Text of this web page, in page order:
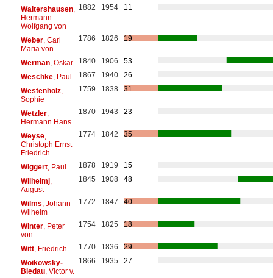
Waltershausen,
Hermann
Wolfgang von
1882 1954 11
Weber, Carl
Maria von
1786 1826 19
Werman, Oskar 1840 1906
53
Weschke, Paul 1867 1940
26
Westenholz,
Sophie
1759 1838 31
Wetzler,
Hermann Hans
1870 1943 23
Weyse,
Christoph Ernst
Friedrich
1774 1842 35
Wiggert, Paul 1878 1919
15
Wilhelmj,
August
1845 1908 48
Wilms , Johann
Wilhelm
1772 1847 40
Winter, Peter
von
1754 1825 18
Witt, Friedrich 1770 1836
29
Woikowsky-
Biedau, Victor v.
1866 1935 27